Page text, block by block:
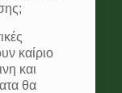
καίριο
και
θα